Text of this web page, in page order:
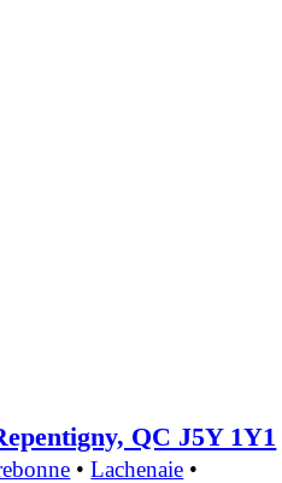
QC J5Y 1Y1
•Lachenaie •